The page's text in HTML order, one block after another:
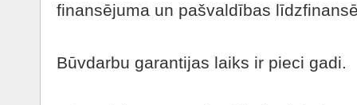
finansējuma un pašvaldības
Būvdarbu garantijas laiks ir pieci gadi.